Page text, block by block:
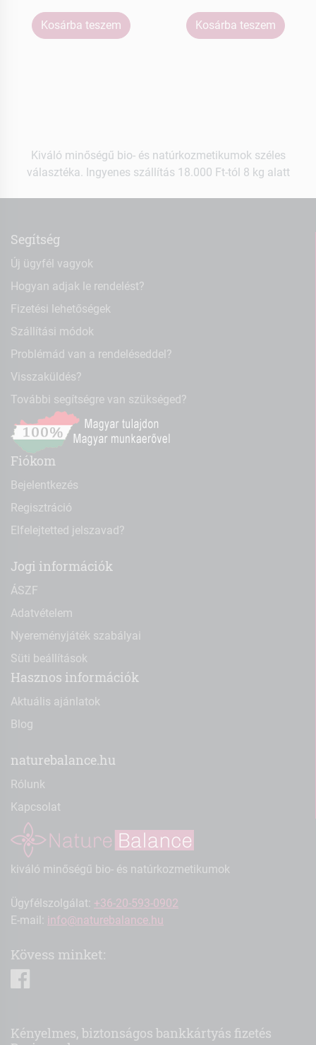
Kosárba teszem Kosárba teszem
Kiváló minőségű bio- és natúrkozmetikumok széles
választéka. Ingyenes szállítás 18.000 Ft-tól 8 kg alatt
Segítség
Új ügyfél vagyok
Hogyan adjak le rendelést?
Fizetési lehetőségek
Szállítási módok
Problémád van a rendeléseddel?
Visszaküldés?
További segítségre van szükséged?
Fiókom
Bejelentkezés
Regisztráció
Elfelejtetted jelszavad?
Jogi információk
ÁSZF
Adatvételem
Nyereményjáték szabályai
Süti beállítások
Hasznos információk
Aktuális ajánlatok
Blog
naturebalance.hu
Rólunk
Kapcsolat
kiváló minőségű bio- és natúrkozmetikumok
Ügyfélszolgálat: +36-20-593-0902
E-mail: info@naturebalance.hu
Kövess minket:
Kényelmes, biztonságos bankkártyás fizetés